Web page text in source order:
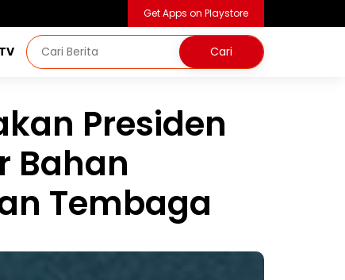
Get Apps on Playstore
Presiden
Bahan
Tembaga